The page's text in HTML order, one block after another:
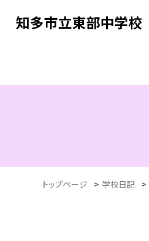
知多市立東部中学校
トップページ > 学校日記 >